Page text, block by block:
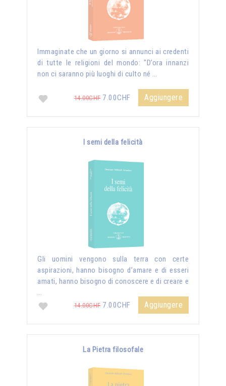
Immaginate che un giorno si annunci ai credenti
di tutte le religioni del mondo: "D’ora innanzi
non ci saranno più luoghi di culto né …
14.00CHF7.00CHF Aggiungere
I semi della felicità
Gli uomini vengono sulla terra con certe
aspirazioni, hanno bisogno d’amare e di esseri
amati, hanno bisogno di conoscere e di creare e
…
14.00CHF7.00CHF Aggiungere
La Pietra filosofale